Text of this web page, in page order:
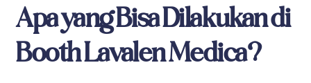
Apa yang Bisa Dilakukan di
Booth Lavalen Medica?